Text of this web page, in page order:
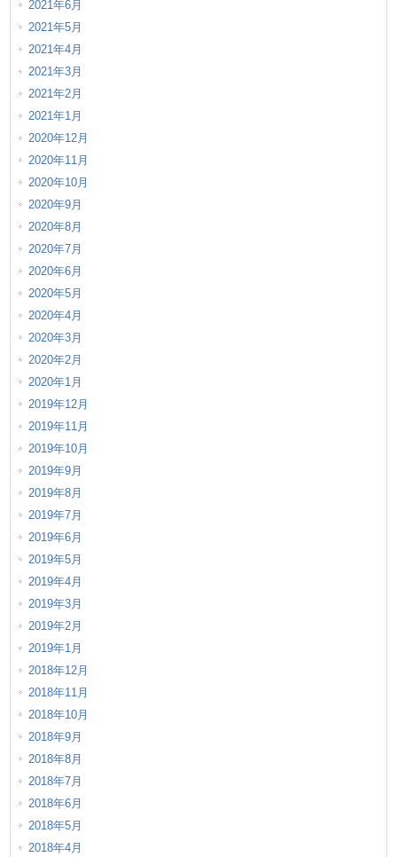
2021年6月
2021年5月
2021年4月
2021年3月
2021年2月
2021年1月
2020年12月
2020年11月
2020年10月
2020年9月
2020年8月
2020年7月
2020年6月
2020年5月
2020年4月
2020年3月
2020年2月
2020年1月
2019年12月
2019年11月
2019年10月
2019年9月
2019年8月
2019年7月
2019年6月
2019年5月
2019年4月
2019年3月
2019年2月
2019年1月
2018年12月
2018年11月
2018年10月
2018年9月
2018年8月
2018年7月
2018年6月
2018年5月
2018年4月